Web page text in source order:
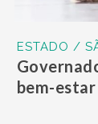
ESTADO /
bem-